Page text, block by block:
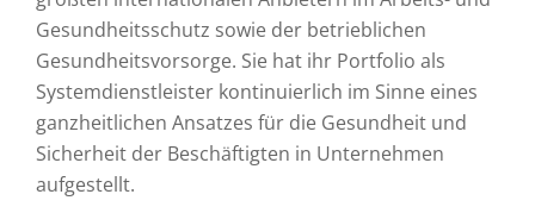
Gesundheitsschutz sowie der betrieblichen
Gesundheitsvorsorge. Sie hat ihr Portfolio als
Systemdienstleister kontinuierlich im Sinne eines
ganzheitlichen Ansatzes für die Gesundheit und
Sicherheit der Beschäftigten in Unternehmen
aufgestellt.